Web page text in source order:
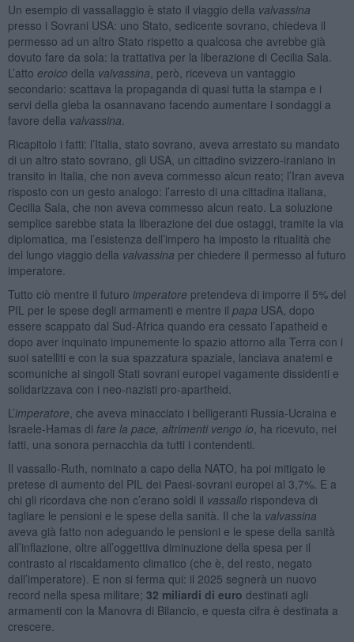
Un esempio di vassallaggio è stato il viaggio della valvassina
presso i Sovrani USA: uno Stato, sedicente sovrano, chiedeva il
permesso ad un altro Stato rispetto a qualcosa che avrebbe già
dovuto fare da sola: la trattativa per la liberazione di Cecilia Sala.
L’atto eroico della valvassina , però, riceveva un vantaggio
secondario: scattava la propaganda di quasi tutta la stampa e i
servi della gleba la osannavano facendo aumentare i sondaggi a
favore della valvassina
Ricapitolo i fatti: l’Italia, stato sovrano, aveva arrestato su mandato
di un altro stato sovrano, gli USA, un cittadino svizzero-iraniano in
transito in Italia, che non aveva commesso alcun reato; l’Iran aveva
risposto con un gesto analogo: l’arresto di una cittadina italiana,
Cecilia Sala, che non aveva commesso alcun reato. La soluzione
semplice sarebbe stata la liberazione dei due ostaggi, tramite la via
diplomatica, ma l’esistenza dell’impero ha imposto la ritualità che
del lungo viaggio della valvassina per chiedere il permesso al futuro
imperatore.
Tutto ciò mentre il futuro imperatore pretendeva di imporre il 5% del
PIL per le spese degli armamenti e mentre il papa USA, dopo
essere scappato dal Sud-Africa quando era cessato l’apatheid e
dopo aver inquinato impunemente lo spazio attorno alla Terra con i
suoi satelliti e con la sua spazzatura spaziale, lanciava anatemi e
scomuniche ai singoli Stati sovrani europei vagamente dissidenti e
solidarizzava con i neo-nazisti pro-apartheid.
L’imperatore , che aveva minacciato i belligeranti Russia-Ucraina e
Israele-Hamas di fare la pace, altrimenti vengo io , ha ricevuto, nei
fatti, una sonora pernacchia da tutti i contendenti.
Il vassallo-Ruth, nominato a capo della NATO, ha poi mitigato le
pretese di aumento del PIL dei Paesi-sovrani europei al 3,7%. E a
chi gli ricordava che non c’erano soldi il vassallo rispondeva di
tagliare le pensioni e le spese della sanità. Il che la valvassina
aveva già fatto non adeguando le pensioni e le spese della sanità
all’inflazione, oltre all’oggettiva diminuzione della spesa per il
contrasto al riscaldamento climatico (che è, del resto, negato
dall’imperatore). E non si ferma qui: il 2025 segnerà un nuovo
record nella spesa militare; 32 miliardi di euro destinati agli
armamenti con la Manovra di Bilancio, e questa cifra è destinata a
crescere.